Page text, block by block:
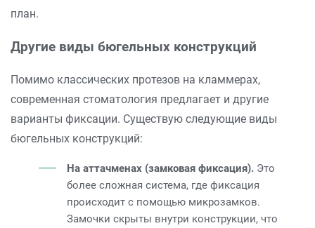
план.
Другие виды бюгельных конструкций
Помимо классических протезов на кламмерах,
современная стоматология предлагает и другие
варианты фиксации. Существую следующие виды
бюгельных конструкций:
На аттачменах (замковая фиксация). Это
более сложная система, где фиксация
происходит с помощью микрозамков.
Замочки скрыты внутри конструкции, что